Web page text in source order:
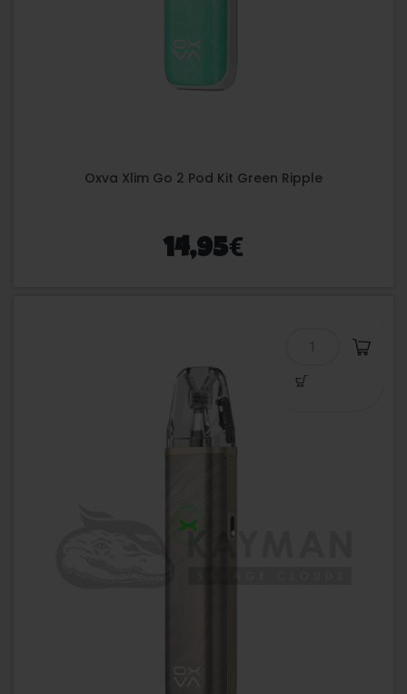
Oxva Xlim Go 2 Pod Kit Green Ripple
14,95€